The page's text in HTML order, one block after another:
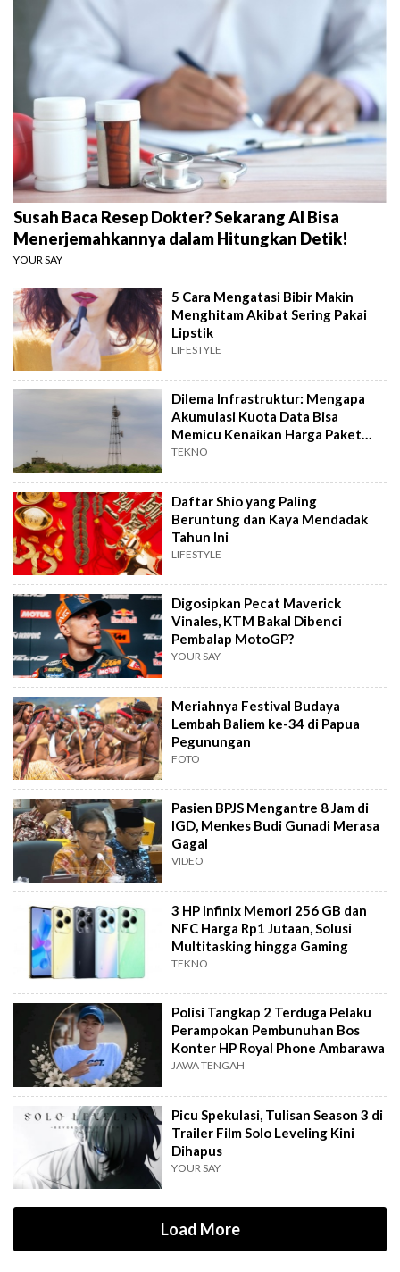
Susah Baca Resep Dokter? Sekarang AI Bisa
Menerjemahkannya dalam Hitungkan Detik!
YOUR SAY
5 Cara Mengatasi Bibir Makin
Menghitam Akibat Sering Pakai
Lipstik
LIFESTYLE
Dilema Infrastruktur: Mengapa
Akumulasi Kuota Data Bisa
Memicu Kenaikan Harga Paket
Internet?
TEKNO
Daftar Shio yang Paling
Beruntung dan Kaya Mendadak
Tahun Ini
LIFESTYLE
Digosipkan Pecat Maverick
Vinales, KTM Bakal Dibenci
Pembalap MotoGP?
YOUR SAY
Meriahnya Festival Budaya
Lembah Baliem ke-34 di Papua
Pegunungan
FOTO
Pasien BPJS Mengantre 8 Jam di
IGD, Menkes Budi Gunadi Merasa
Gagal
VIDEO
3 HP Infinix Memori 256 GB dan
NFC Harga Rp1 Jutaan, Solusi
Multitasking hingga Gaming
TEKNO
Polisi Tangkap 2 Terduga Pelaku
Perampokan Pembunuhan Bos
Konter HP Royal Phone Ambarawa
JAWA TENGAH
Picu Spekulasi, Tulisan Season 3 di
Trailer Film Solo Leveling Kini
Dihapus
YOUR SAY
Load More